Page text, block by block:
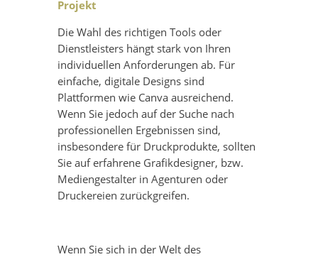
Projekt
Die Wahl des richtigen Tools oder
Dienstleisters hängt stark von Ihren
individuellen Anforderungen ab. Für
einfache, digitale Designs sind
Plattformen wie Canva ausreichend.
Wenn Sie jedoch auf der Suche nach
professionellen Ergebnissen sind,
insbesondere für Druckprodukte, sollten
Sie auf erfahrene Grafikdesigner, bzw.
Mediengestalter in Agenturen oder
Druckereien zurückgreifen.
Wenn Sie sich in der Welt des